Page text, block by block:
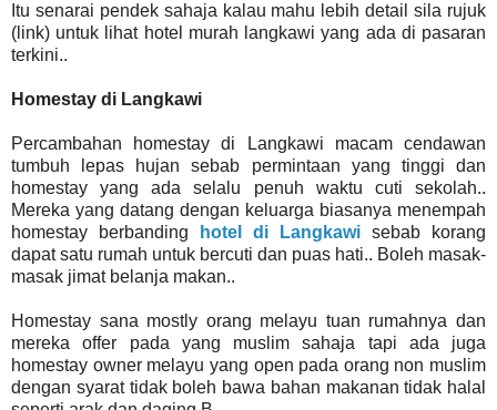
Itu senarai pendek sahaja kalau mahu lebih detail sila rujuk
(link) untuk lihat hotel murah langkawi yang ada di pasaran
terkini..
Homestay di Langkawi
Percambahan homestay di Langkawi macam cendawan
tumbuh lepas hujan sebab permintaan yang tinggi dan
homestay yang ada selalu penuh waktu cuti sekolah..
Mereka yang datang dengan keluarga biasanya menempah
homestay berbanding
hotel di Langkawi sebab korang
dapat satu rumah untuk bercuti dan puas hati.. Boleh masak-
masak jimat belanja makan..
Homestay sana mostly orang melayu tuan rumahnya dan
mereka offer pada yang muslim sahaja tapi ada juga
homestay owner melayu yang open pada orang non muslim
dengan syarat tidak boleh bawa bahan makanan tidak halal